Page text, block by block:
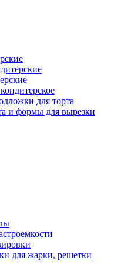
для торта
и формы для вырезки
для жарки, решетки